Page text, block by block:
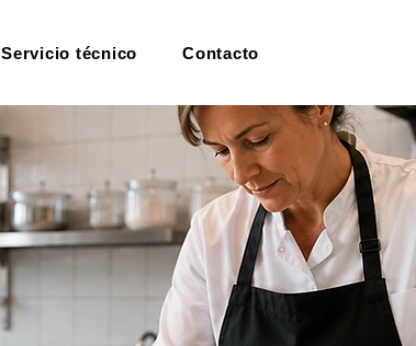
Servicio técnico Contacto